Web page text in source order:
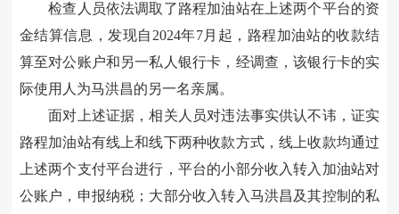
检查人员依法调取了路程加油站在上述两个平台的资
金结算信息，发现自2024年7月起，路程加油站的收款结
算至对公账户和另一私人银行卡，经调查，该银行卡的实
际使用人为马洪昌的另一名亲属。
面对上述证据，相关人员对违法事实供认不讳，证实
路程加油站有线上和线下两种收款方式，线上收款均通过
上述两个支付平台进行，平台的小部分收入转入加油站对
公账户，申报纳税；大部分收入转入马洪昌及其控制的私